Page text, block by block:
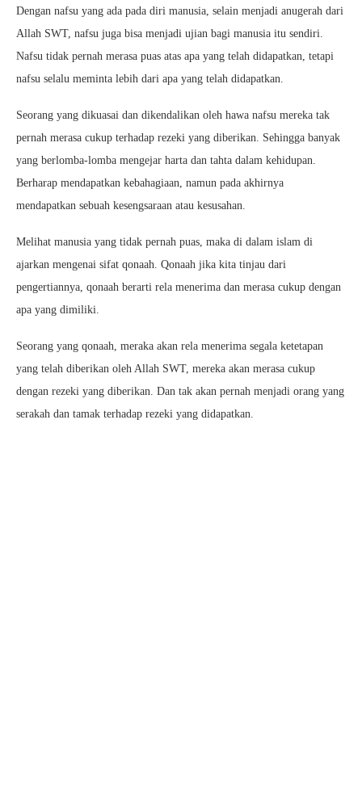
Dengan nafsu yang ada pada diri manusia, selain menjadi anugerah dari
Allah SWT, nafsu juga bisa menjadi ujian bagi manusia itu sendiri.
Nafsu tidak pernah merasa puas atas apa yang telah didapatkan, tetapi
nafsu selalu meminta lebih dari apa yang telah didapatkan.
Seorang yang dikuasai dan dikendalikan oleh hawa nafsu mereka tak
pernah merasa cukup terhadap rezeki yang diberikan. Sehingga banyak
yang berlomba-lomba mengejar harta dan tahta dalam kehidupan.
Berharap mendapatkan kebahagiaan, namun pada akhirnya
mendapatkan sebuah kesengsaraan atau kesusahan.
Melihat manusia yang tidak pernah puas, maka di dalam islam di
ajarkan mengenai sifat qonaah. Qonaah jika kita tinjau dari
pengertiannya, qonaah berarti rela menerima dan merasa cukup dengan
apa yang dimiliki.
Seorang yang qonaah, meraka akan rela menerima segala ketetapan
yang telah diberikan oleh Allah SWT, mereka akan merasa cukup
dengan rezeki yang diberikan. Dan tak akan pernah menjadi orang yang
serakah dan tamak terhadap rezeki yang didapatkan.